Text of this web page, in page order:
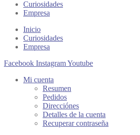
Curiosidades
Empresa
Inicio
Curiosidades
Empresa
Facebook InstagramYoutube
Mi cuenta
Resumen
Pedidos
Direcciónes
Detalles de la cuenta
Recuperar contraseña